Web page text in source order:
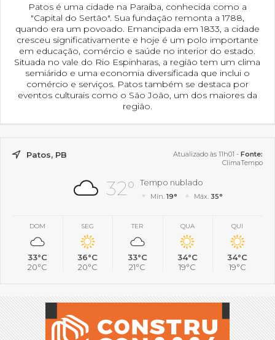
Patos é uma cidade na Paraíba, conhecida como a
"Capital do Sertão". Sua fundação remonta a 1788,
quando era um povoado. Emancipada em 1833, a cidade
cresceu significativamente e hoje é um polo importante
em educação, comércio e saúde no interior do estado.
Situada no vale do Rio Espinharas, a região tem um clima
semiárido e uma economia diversificada que inclui o
comércio e serviços. Patos também se destaca por
eventos culturais como o São João, um dos maiores da
região.
Patos, PB Atualizado às 11h01 - Fonte:
ClimaTempo
32° Tempo nublado
Mín.19° Máx. 35°
DOM
33°C
20°C
SEG
36°C
20°C
TER
33°C
21°C
QUA
34°C
19°C
QUI
34°C
19°C